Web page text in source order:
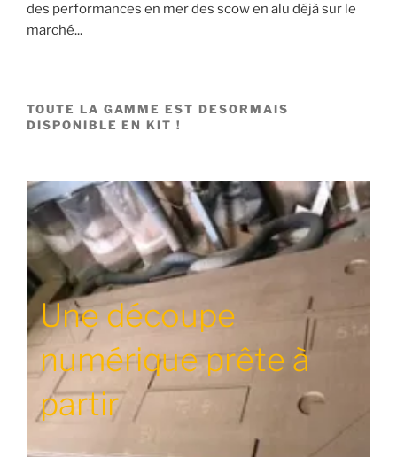
des performances en mer des scow en alu déjà sur le
marché...
TOUTE LA GAMME EST DESORMAIS
DISPONIBLE EN KIT !
Une découpe
numérique prête à
partir